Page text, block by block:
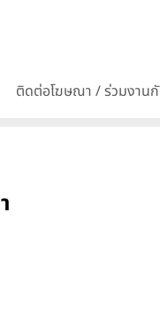
ติดต่อโฆษณา / ร่วมงานกั